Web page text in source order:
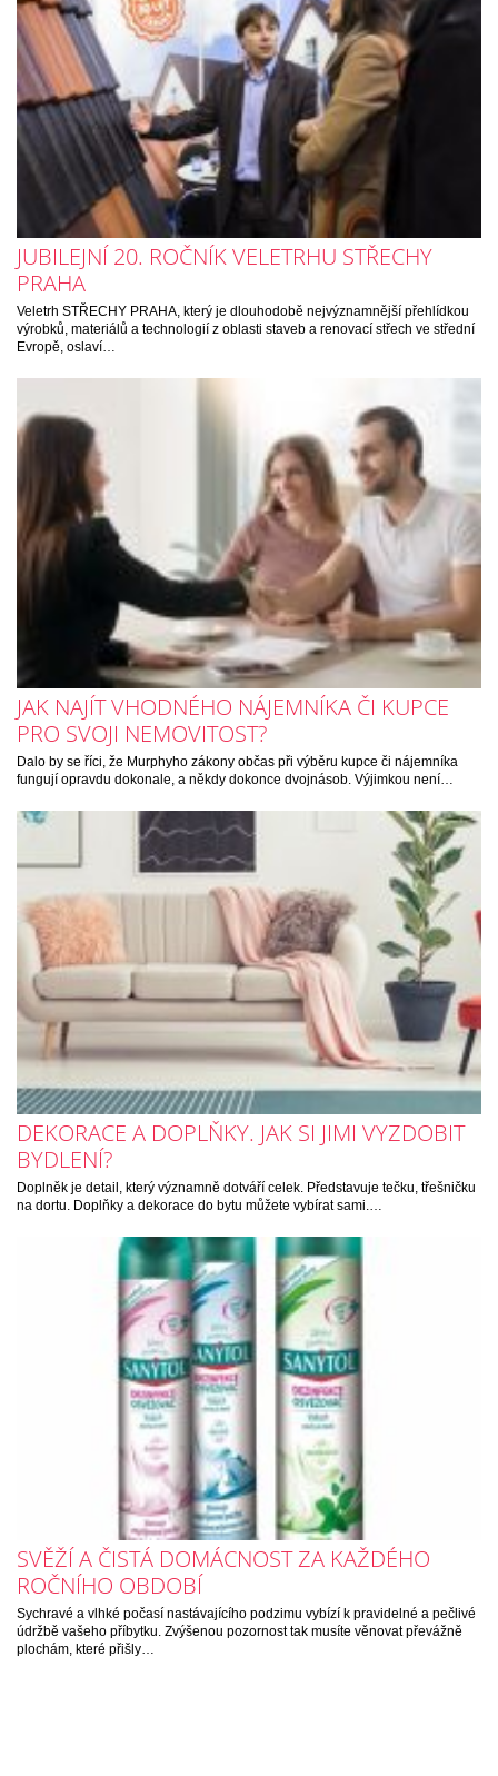
JUBILEJNÍ 20. ROČNÍK VELETRHU STŘECHY
PRAHA
Veletrh STŘECHY PRAHA, který je dlouhodobě nejvýznamnější přehlídkou
výrobků, materiálů a technologií z oblasti staveb a renovací střech ve střední
Evropě, oslaví…
JAK NAJÍT VHODNÉHO NÁJEMNÍKA ČI KUPCE
PRO SVOJI NEMOVITOST?
Dalo by se říci, že Murphyho zákony občas při výběru kupce či nájemníka
fungují opravdu dokonale, a někdy dokonce dvojnásob. Výjimkou není…
DEKORACE A DOPLŇKY. JAK SI JIMI VYZDOBIT
BYDLENÍ?
Doplněk je detail, který významně dotváří celek. Představuje tečku, třešničku
na dortu. Doplňky a dekorace do bytu můžete vybírat sami.…
SVĚŽÍ A ČISTÁ DOMÁCNOST ZA KAŽDÉHO
ROČNÍHO OBDOBÍ
Sychravé a vlhké počasí nastávajícího podzimu vybízí k pravidelné a pečlivé
údržbě vašeho příbytku. Zvýšenou pozornost tak musíte věnovat převážně
plochám, které přišly…